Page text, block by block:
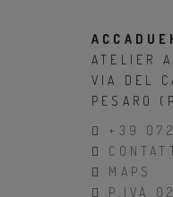
ATELIER
VIA DEL
PESARO
+39
MAPS
P.IVA